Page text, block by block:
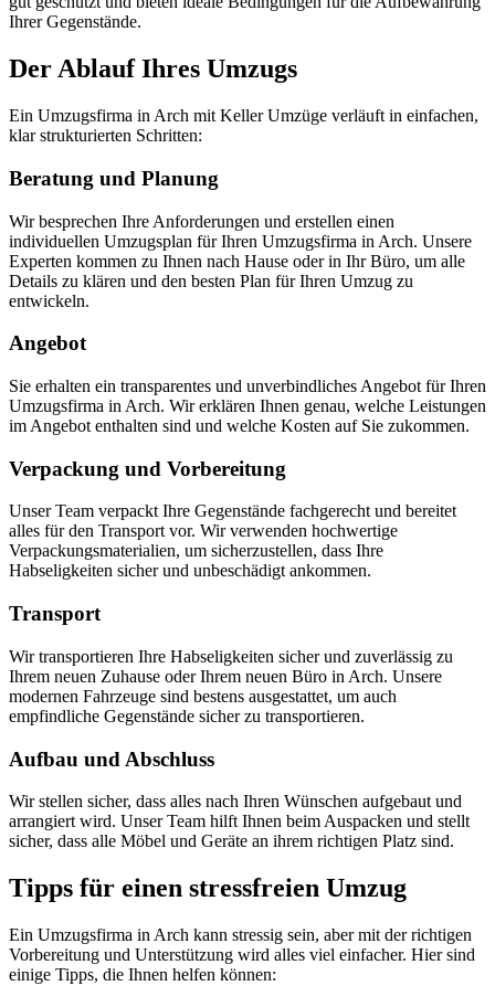
Ihrer Gegenstände.
Der Ablauf Ihres Umzugs
Ein Umzugsfirma in Arch mit Keller Umzüge verläuft in einfachen,
klar strukturierten Schritten:
Beratung und Planung
Wir besprechen Ihre Anforderungen und erstellen einen
individuellen Umzugsplan für Ihren Umzugsfirma in Arch. Unsere
Experten kommen zu Ihnen nach Hause oder in Ihr Büro, um alle
Details zu klären und den besten Plan für Ihren Umzug zu
entwickeln.
Angebot
Sie erhalten ein transparentes und unverbindliches Angebot für Ihren
Umzugsfirma in Arch. Wir erklären Ihnen genau, welche Leistungen
im Angebot enthalten sind und welche Kosten auf Sie zukommen.
Verpackung und Vorbereitung
Unser Team verpackt Ihre Gegenstände fachgerecht und bereitet
alles für den Transport vor. Wir verwenden hochwertige
Verpackungsmaterialien, um sicherzustellen, dass Ihre
Habseligkeiten sicher und unbeschädigt ankommen.
Transport
Wir transportieren Ihre Habseligkeiten sicher und zuverlässig zu
Ihrem neuen Zuhause oder Ihrem neuen Büro in Arch. Unsere
modernen Fahrzeuge sind bestens ausgestattet, um auch
empfindliche Gegenstände sicher zu transportieren.
Aufbau und Abschluss
Wir stellen sicher, dass alles nach Ihren Wünschen aufgebaut und
arrangiert wird. Unser Team hilft Ihnen beim Auspacken und stellt
sicher, dass alle Möbel und Geräte an ihrem richtigen Platz sind.
Tipps für einen stressfreien Umzug
Ein Umzugsfirma in Arch kann stressig sein, aber mit der richtigen
Vorbereitung und Unterstützung wird alles viel einfacher. Hier sind
einige Tipps, die Ihnen helfen können: